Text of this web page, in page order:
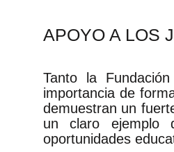
APOYO A LOS
Tanto la
importancia de
demuestran un
un claro ejemplo
oportunidades